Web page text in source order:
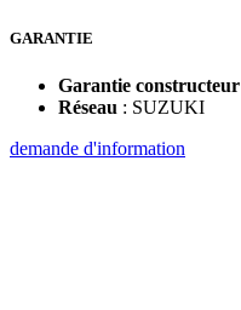
GARANTIE
Garantie constructeur
Réseau : SUZUKI
demande d'information